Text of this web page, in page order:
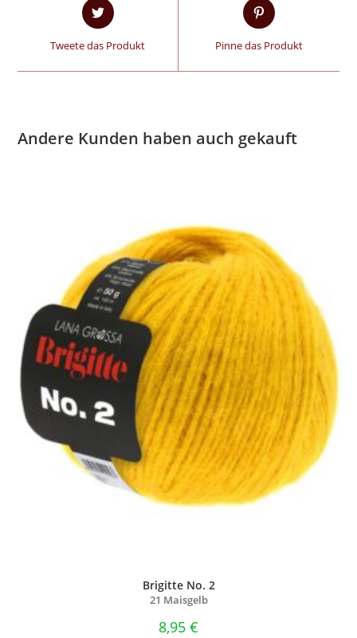
Tweete das Produkt Pinne das Produkt
Andere Kunden haben auch gekauft
Brigitte No. 2
21 Maisgelb
8,95 €